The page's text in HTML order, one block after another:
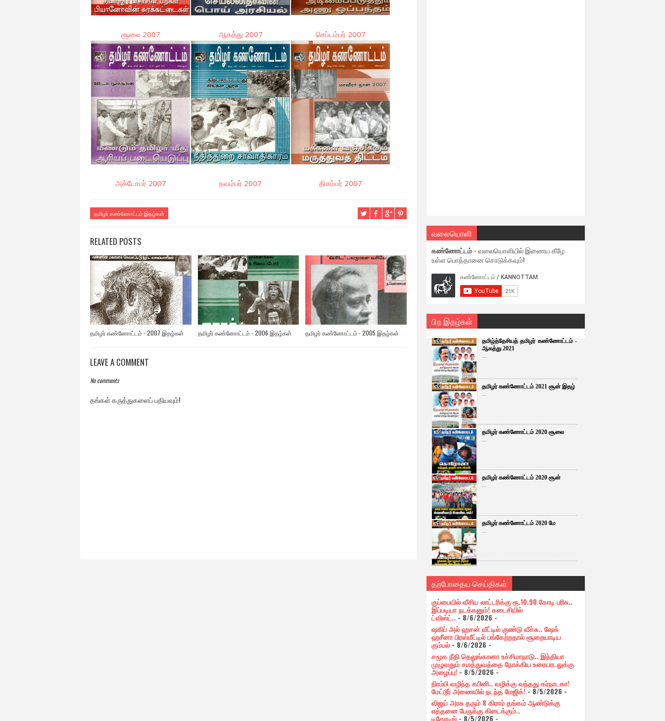
சூலை 2007 ஆகத்து 2007 செப்டம்பர் 2007
அக்டோபர் 2007 நவம்பர் 2007 திசம்பர் 2007
தமிழர் கண்ணோட்டம் இதழ்கள்
RELATED POSTS
தமிழர் கண்ணோட்டம் - 2007 இதழ்கள் தமிழர் கண்ணோட்டம் - 2006 இதழ்கள் தமிழர் கண்ணோட்டம் - 2005 இதழ்கள்
LEAVE A COMMENT
No comments
தங்கள் கருத்துகளைப் பதியவும்!
வலையொளி
கண்ணோட்டம் - வலையொளியில் இணைய கீழே
உள்ள பொத்தானை சொடுக்கவும்!
பிற இதழ்கள்
தமிழ்த்தேசியத் தமிழர் கண்ணோட்டம் -
ஆகத்து 2021
...
தமிழர் கண்ணோட்டம் 2021 சூன் இதழ்
...
தமிழர் கண்ணோட்டம் 2020 சூலை
...
தமிழர் கண்ணோட்டம் 2020 சூன்
...
தமிழர் கண்ணோட்டம் 2020 மே
...
தற்போதைய செய்திகள்
குப்பையில் வீசிய லாட்டரிக்கு ரூ.10.90 கோடி பரிசு..
இப்படியா நடக்கனும்! கடைசியில்
ட்விஸ்ட்.. - 8/6/2026 -
ஷகிப் அல் ஹசன் வீட்டில் குண்டு வீச்சு.. ஷேக்
ஹசீனா பிரஸ்மீட்டில் பங்கேற்றதால் சூறையாடிய
கும்பல் - 8/6/2026 -
சமூக நீதி தெலுங்கானா உச்சிமாநாடு.. இந்தியா
முழுவதும் சமத்துவத்தை நோக்கிய உரையாடலுக்கு
அழைப்பு! - 8/5/2026 -
நிரம்பி வழிந்த கபினி.. வழிக்கு வந்தது கர்நாடகா!
மேட்டூர் அணையில் நடந்த மேஜிக்!- 8/5/2026 -
விஜய் அரசு தரும் 8 கிராம் தங்கம் ஆண்டுக்கு
எத்தனை பேருக்கு கிடைக்கும்..
டிகோடிங் - 8/5/2026 -